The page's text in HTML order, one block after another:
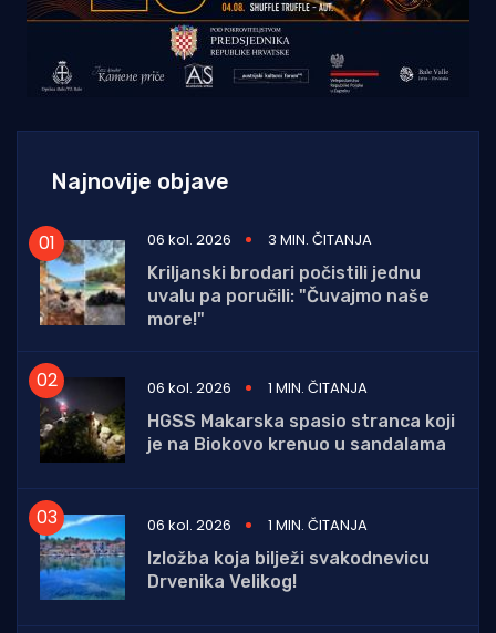
Najnovije objave
06 kol. 2026
3 MIN. ČITANJA
Kriljanski brodari počistili jednu
uvalu pa poručili: "Čuvajmo naše
more!"
06 kol. 2026
1 MIN. ČITANJA
HGSS Makarska spasio stranca koji
je na Biokovo krenuo u sandalama
06 kol. 2026
1 MIN. ČITANJA
Izložba koja bilježi svakodnevicu
Drvenika Velikog!